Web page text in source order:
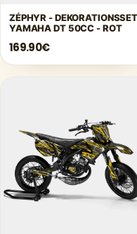
ZÉPHYR - DEKORATIONSSET
YAMAHA DT 50CC - ROT
169.90€